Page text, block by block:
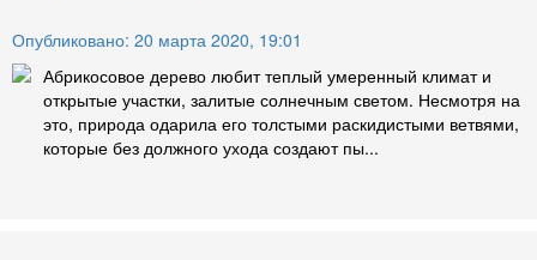
Опубликовано: 20 марта 2020, 19:01
Абрикосовое дерево любит теплый умеренный климат и
открытые участки, залитые солнечным светом. Несмотря на
это, природа одарила его толстыми раскидистыми ветвями,
которые без должного ухода создают пы...